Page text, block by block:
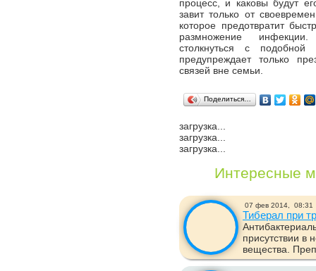
процесс, и каковы будут
завит только от
которое предотвратит
размножение
столкнуться с
предупреждает только
связей вне семьи.
Поделиться…
загрузка...
загрузка...
загрузка...
Интересные
07 фев 2014, 08:31
Тиберал при
присутствии в
вещества.